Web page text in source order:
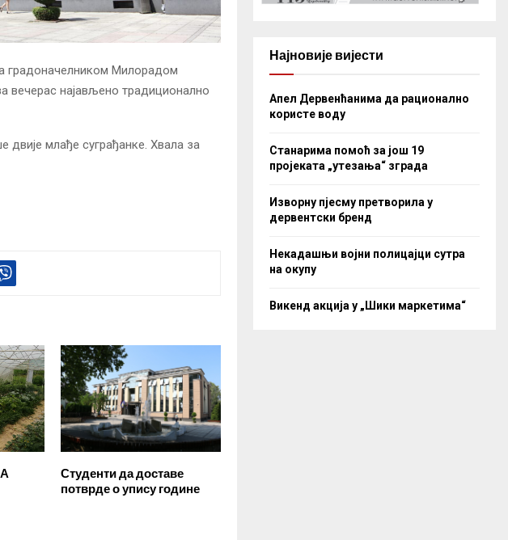
градоначелником Милорадом
вечерас најављено традиционално
млађе суграђанке. Хвала за
Студенти да доставе
потврде о упису године
Најновије вијести
Апел Дервенћанима да рационално
користе воду
Станарима помоћ за још 19
пројеката „утезања“ зграда
Изворну пјесму претворила у
дервентски бренд
Некадашњи војни полицајци сутра
на окупу
Викенд акција у „Шики маркетима“